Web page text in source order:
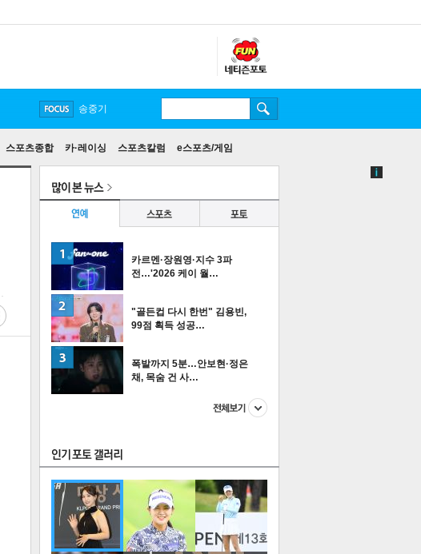
스포츠종합 카·레이싱 스포츠칼럼 e스포츠/게임
FOCUS
소년단
민
인
송중기
카르멘·장원영·지수 3파
전…'2026 케이 월…
"골든컵 다시 한번" 김용빈,
99점 획득 성공…
폭발까지 5분…안보현·정은
채, 목숨 건 사…